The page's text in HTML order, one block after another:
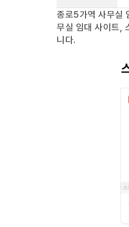
종로5가역 사무실
무실 임대 사이트,
니다.